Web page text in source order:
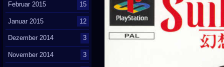
Februar 2015 15
Januar 2015 12
Dezember 2014 3
November 2014 3